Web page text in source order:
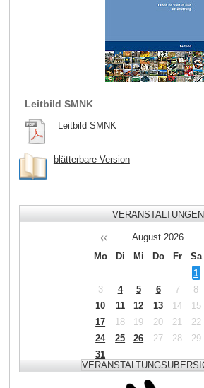
Leitbild SMNK
Leitbild SMNK
blätterbare Version
VERANSTALTUNGEN
August 2026
Mo
Di Mi Do Fr Sa
1
3
4 5 6 7 8
10
11 12 13 14 15
17
18 19 20 21 22
24
25 26 27 28 29
31